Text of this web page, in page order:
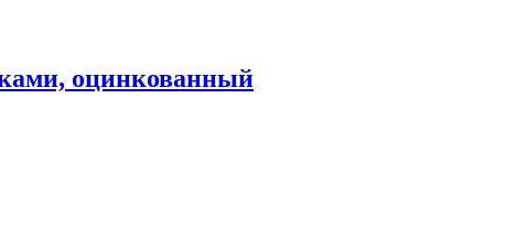
оцинкованный